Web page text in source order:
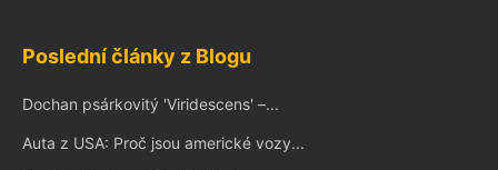
Poslední články z Blogu
Dochan psárkovitý 'Viridescens' –...
Auta z USA: Proč jsou americké vozy...